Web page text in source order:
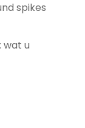
spikes
wat u